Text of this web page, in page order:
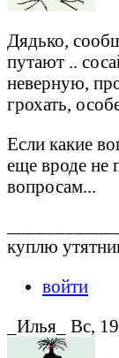
Дядько,
путают ..
неверную,
грохать,
Если какие
еще вроде не
вопросам...
куплю
войти
_Илья_ Вс,